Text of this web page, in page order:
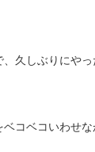
、久しぶりにや
コベコいわせな